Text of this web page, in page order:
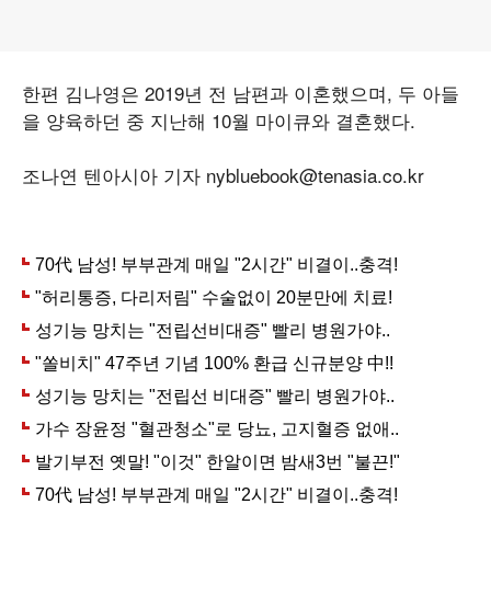
한편 김나영은 2019년 전 남편과 이혼했으며, 두 아들
을 양육하던 중 지난해 10월 마이큐와 결혼했다.
조나연 텐아시아 기자 nybluebook@tenasia.co.kr